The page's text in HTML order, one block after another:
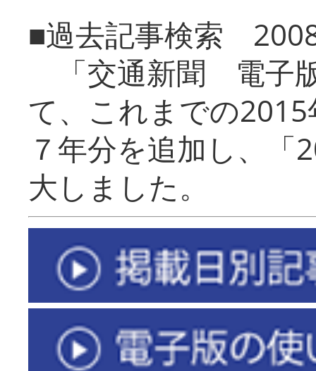
■過去記事検索
「交通新聞 電子
て、これまでの
７年分を追加し、「
大しまし